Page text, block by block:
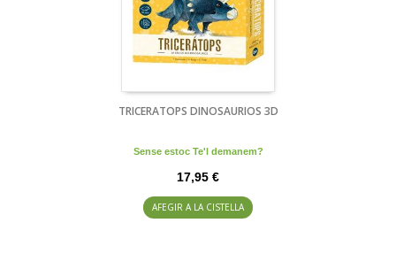
TRICERATOPS DINOSAURIOS 3D
Sense estoc Te'l demanem?
17,95 €
AFEGIR A LA CISTELLA